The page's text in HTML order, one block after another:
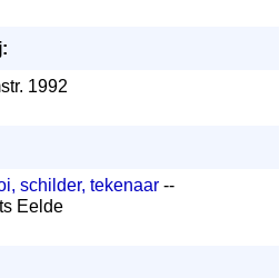
1992
schilder, tekenaar --
Eelde